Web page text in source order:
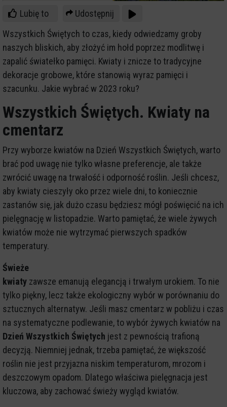
Lubię to
Udostępnij
Wszystkich Świętych to czas, kiedy odwiedzamy groby
naszych bliskich, aby złożyć im hołd poprzez modlitwę i
zapalić światełko pamięci. Kwiaty i znicze to tradycyjne
dekoracje grobowe, które stanowią wyraz pamięci i
szacunku. Jakie wybrać w 2023 roku?
Wszystkich Świętych. Kwiaty na
cmentarz
Przy wyborze kwiatów na Dzień Wszystkich Świętych, warto
brać pod uwagę nie tylko własne preferencje, ale także
zwrócić uwagę na trwałość i odporność roślin. Jeśli chcesz,
aby kwiaty cieszyły oko przez wiele dni, to koniecznie
zastanów się, jak dużo czasu będziesz mógł poświęcić na ich
pielęgnację w listopadzie. Warto pamiętać, że wiele żywych
kwiatów może nie wytrzymać pierwszych spadków
temperatury.
Świeże
kwiaty zawsze emanują elegancją i trwałym urokiem. To nie
tylko piękny, lecz także ekologiczny wybór w porównaniu do
sztucznych alternatyw. Jeśli masz cmentarz w pobliżu i czas
na systematyczne podlewanie, to wybór żywych kwiatów na
Dzień Wszystkich Świętych jest z pewnością trafioną
decyzją. Niemniej jednak, trzeba pamiętać, że większość
roślin nie jest przyjazna niskim temperaturom, mrozom i
deszczowym opadom. Dlatego właściwa pielęgnacja jest
kluczowa, aby zachować świeży wygląd kwiatów.